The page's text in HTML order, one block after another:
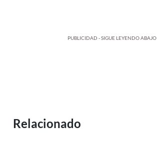
PUBLICIDAD - SIGUE LEYENDO ABAJO
Relacionado